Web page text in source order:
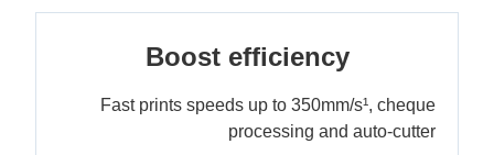
Boost efficiency
Fast prints speeds up to 350mm/s¹, cheque
processing and auto-cutter